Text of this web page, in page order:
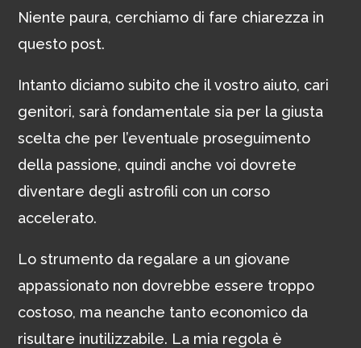
Niente paura, cerchiamo di fare chiarezza in
questo post.
Intanto diciamo subito che il vostro aiuto, cari
genitori, sarà fondamentale sia per la giusta
scelta che per l’eventuale proseguimento
della passione, quindi anche voi dovrete
diventare degli astrofili con un corso
accelerato.
Lo strumento da regalare a un giovane
appassionato non dovrebbe essere troppo
costoso, ma neanche tanto economico da
risultare inutilizzabile. La mia regola è